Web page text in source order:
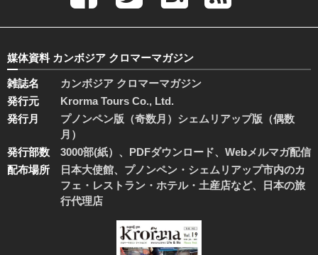
媒体資料 カンボジア クロマーマガジン
雑誌名
カンボジア クロマーマガジン
発行元
Krorma Tours Co., Ltd.
発行月
プノンペン版（奇数月）シェムリアップ版（偶数
月）
発行部数
3000部(紙）、PDFダウンロード、Webメルマガ配信
配布場所
日本大使館、プノンペン・シェムリアップ市内のカ
フェ・レストラン・ホテル・土産店など、日本の旅
行代理店